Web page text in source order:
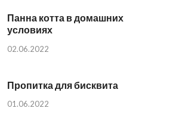
Панна котта в домашних
условиях
02.06.2022
Пропитка для бисквита
01.06.2022